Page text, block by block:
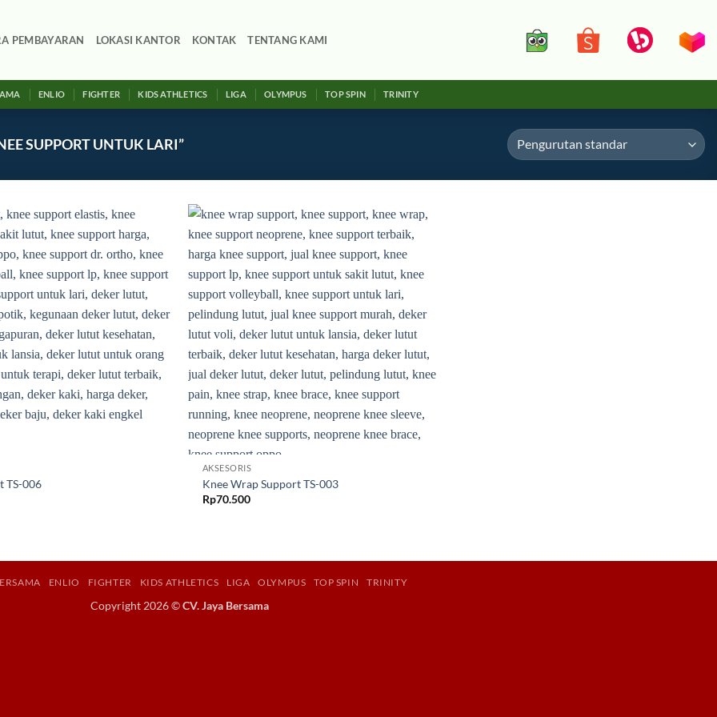
PEMBAYARAN LOKASI KANTOR KONTAK TENTANG KAMI
ENLIO FIGHTER KIDS ATHLETICS LIGA OLYMPUS TOP SPIN TRINITY
SUPPORT UNTUK LARI”
Add to
wishlist
TS-006
wishlist
AKSESORIS
Knee Wrap Support TS-003
Rp70.500
ENLIO FIGHTER KIDS ATHLETICS LIGA OLYMPUS TOP SPIN TRINITY
Copyright 2026 ©CV. Jaya Bersama